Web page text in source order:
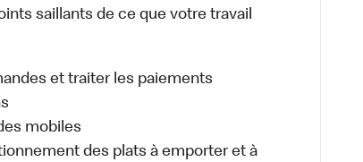
saillants de ce que votre travail
et traiter les paiements
mobiles
des plats à emporter et à